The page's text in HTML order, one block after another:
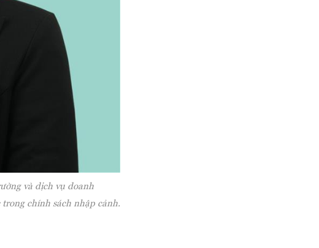
và dịch vụ doanh
chính sách nhập cảnh.